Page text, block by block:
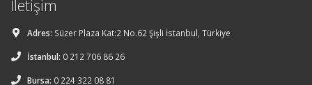
İletişim
Adres: Süzer Plaza Kat:2 No.62 Şişli İstanbul, Türkiye
İstanbul: 0 212 706 86 26
Bursa: 0 224 322 08 81